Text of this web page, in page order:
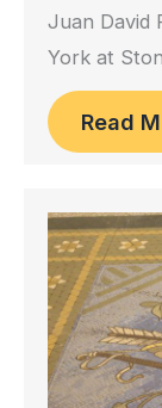
Juan David
York at
Read